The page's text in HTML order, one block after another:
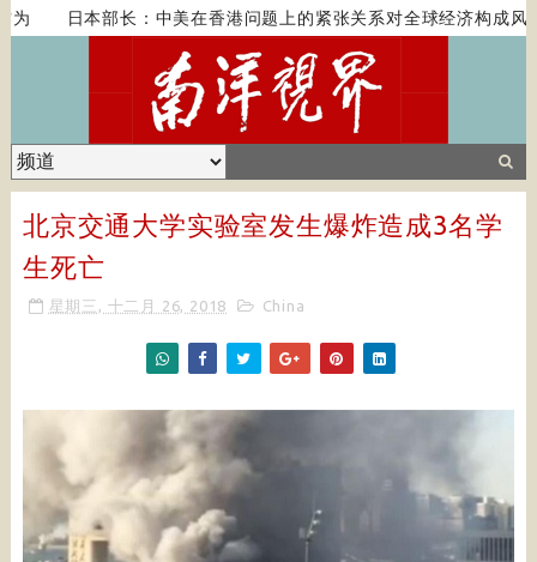
日本部长：中美在香港问题上的紧张关系对全球经济构成风险
北京交通大学实验室发生爆炸造成3名学
生死亡
星期三, 十二月 26, 2018 China